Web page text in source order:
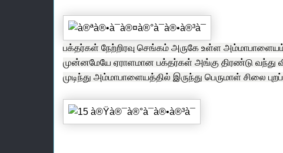
பக்தர்கள் நேற்றிரவு செங்கம் அருகே உள்ள
முன்னமேயே ஏராளமான பக்தர்கள் அங்கு திரண்டு வந்து
முடிந்து அம்மாபாளையத்தில் இருந்து பெருமாள் சிலை